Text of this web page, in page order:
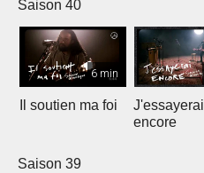
Saison 40
6 min
Il soutien ma foi
J'essayerai
encore
Saison 39